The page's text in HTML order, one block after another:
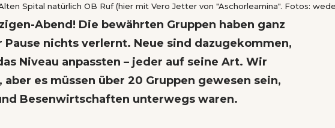
Spital natürlich OB Ruf (hier mit Vero Jetter von "Aschorleamina". Fotos: wede
Abend! Die bewährten Gruppen haben ganz
nichts verlernt. Neue sind dazugekommen,
Niveau anpassten – jeder auf seine Art. Wir
es müssen über 20 Gruppen gewesen sein,
Besenwirtschaften unterwegs waren.